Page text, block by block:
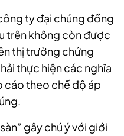
ty đại chúng đồng
trên không còn được
thị trường chứng
thực hiện các nghĩa
cáo theo chế độ áp
gây chú ý với giới